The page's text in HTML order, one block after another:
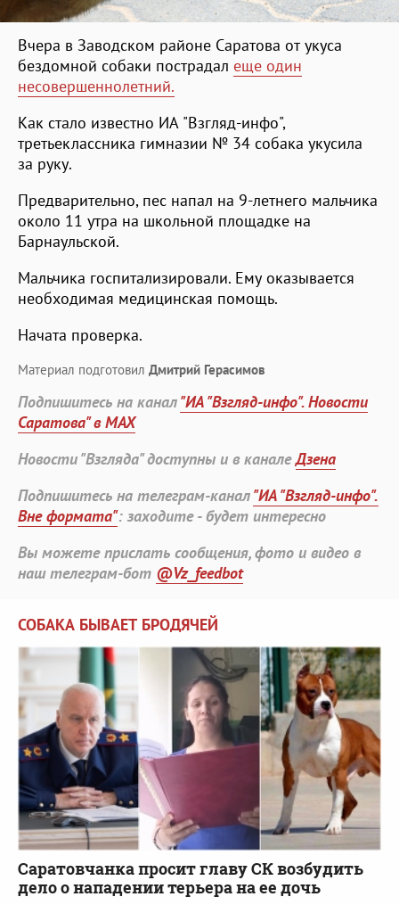
Вчера в Заводском районе Саратова от укуса
бездомной собаки пострадал еще один
несовершеннолетний.
Как стало известно ИА "Взгляд-инфо",
третьеклассника гимназии № 34 собака укусила
за руку.
Предварительно, пес напал на 9-летнего мальчика
около 11 утра на школьной площадке на
Барнаульской.
Мальчика госпитализировали. Ему оказывается
необходимая медицинская помощь.
Начата проверка.
Материал подготовил Дмитрий Герасимов
Подпишитесь на канал"ИА "Взгляд-инфо". Новости
Саратова" в MAX
Новости "Взгляда" доступны и в каналеДзена
Подпишитесь на телеграм-канал"ИА "Взгляд-инфо".
Вне формата": заходите - будет интересно
Вы можете прислать сообщения, фото и видео в
наш телеграм-бот @Vz_feedbot
СОБАКА БЫВАЕТ БРОДЯЧЕЙ
Саратовчанка просит главу СК возбудить
дело о нападении терьера на ее дочь